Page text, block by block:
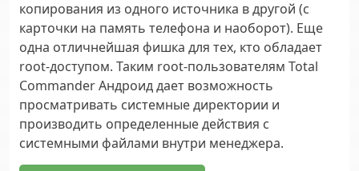
копирования из одного источника в другой (с
карточки на память телефона и наоборот). Еще
одна отличнейшая фишка для тех, кто обладает
root-доступом. Таким root-пользователям Total
Commander Андроид дает возможность
просматривать системные директории и
производить определенные действия с
системными файлами внутри менеджера.